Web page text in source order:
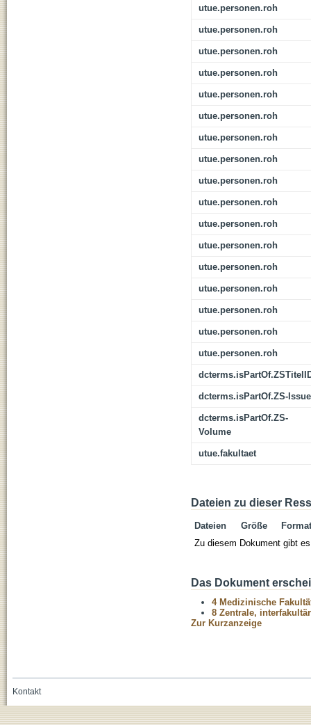
utue.personen.roh
utue.personen.roh
utue.personen.roh
utue.personen.roh
utue.personen.roh
utue.personen.roh
utue.personen.roh
utue.personen.roh
utue.personen.roh
utue.personen.roh
utue.personen.roh
utue.personen.roh
utue.personen.roh
utue.personen.roh
utue.personen.roh
utue.personen.roh
utue.personen.roh
dcterms.isPartOf.ZS-Issue
dcterms.isPartOf.ZS-
Volume
utue.fakultaet
Dateien zu dieser
Dateien Größe
Format
Zu diesem Dokument gibt
Das Dokument
4 Medizinische
8 Zentrale,
Zur Kurzanzeige
Kontakt